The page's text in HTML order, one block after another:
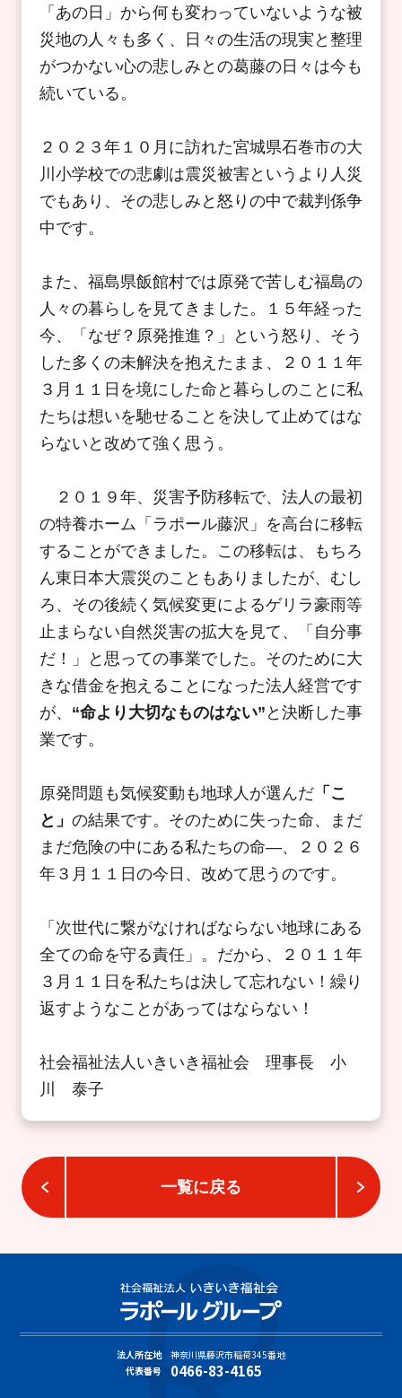
「あの日」から何も変わっていないような被
災地の人々も多く、日々の生活の現実と整理
がつかない心の悲しみとの葛藤の日々は今も
続いている。
２０２３年１０月に訪れた宮城県石巻市の大
川小学校での悲劇は震災被害というより人災
でもあり、その悲しみと怒りの中で裁判係争
中です。
また、福島県飯館村では原発で苦しむ福島の
人々の暮らしを見てきました。１５年経った
今、「なぜ？原発推進？」という怒り、そう
した多くの未解決を抱えたまま、２０１１年
３月１１日を境にした命と暮らしのことに私
たちは想いを馳せることを決して止めてはな
らないと改めて強く思う。
２０１９年、災害予防移転で、法人の最初
の特養ホーム「ラポール藤沢」を高台に移転
することができました。この移転は、もちろ
ん東日本大震災のこともありましたが、むし
ろ、その後続く気候変更によるゲリラ豪雨等
止まらない自然災害の拡大を見て、「自分事
だ！」と思っての事業でした。そのために大
きな借金を抱えることになった法人経営です
が、 “命より大切なものはない” と決断した事
業です。
原発問題も気候変動も地球人が選んだ 「こ
と」 の結果です。そのために失った命、まだ
まだ危険の中にある私たちの命―、２０２６
年３月１１日の今日、改めて思うのです。
「次世代に繋がなければならない地球にある
全ての命を守る責任」。だから、２０１１年
３月１１日を私たちは決して忘れない！繰り
返すようなことがあってはならない！
社会福祉法人いきいき福祉会 理事長 小
川 泰子
一覧に戻る
法人所在地
神奈川県藤沢市稲荷345番地
代表番号
0466-83-4165